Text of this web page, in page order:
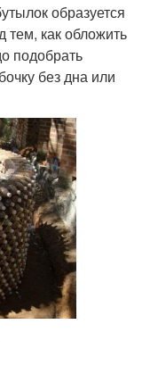
образуется
как обложить
подобрать
без дна или